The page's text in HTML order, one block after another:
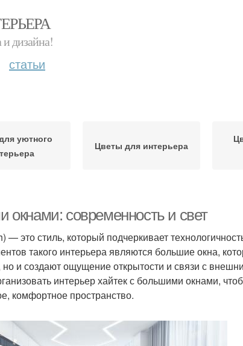
дизайна!
статьи
уютного
Цветы для интерьера
окнами: современность и свет
это стиль, который подчеркивает
такого интерьера являются большие окна,
и создают ощущение открытости и связи с
интерьер хайтек с большими окнами,
комфортное пространство.